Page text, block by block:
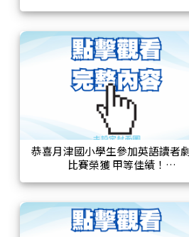
恭喜月津國小學生參加英語讀者
比賽榮獲 甲等佳績！